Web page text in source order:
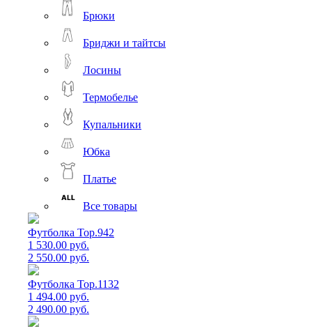
Брюки
Бриджи и тайтсы
Лосины
Термобелье
Купальники
Юбка
Платье
Все товары
Футболка Top.942
1 530.00 руб.
2 550.00 руб.
Футболка Top.1132
1 494.00 руб.
2 490.00 руб.